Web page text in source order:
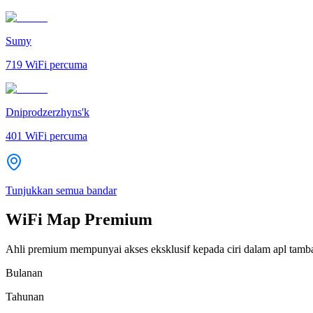
Sumy
719 WiFi percuma
Dniprodzerzhyns'k
401 WiFi percuma
Tunjukkan semua bandar
WiFi Map Premium
Ahli premium mempunyai akses eksklusif kepada ciri dalam apl
Bulanan
Tahunan